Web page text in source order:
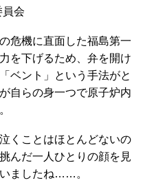
会
危機に直面した福島第一
を下げるため、弁を開け
ベント」という手法がと
自らの身一つで原子炉内
くことはほとんどないの
んだ一人ひとりの顔を見
ましたね……。